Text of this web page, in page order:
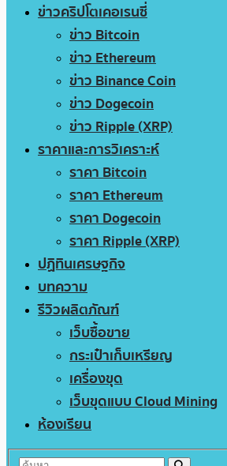
ข่าวคริปโตเคอเรนซี่
ข่าว Bitcoin
ข่าว Ethereum
ข่าว Binance Coin
ข่าว Dogecoin
ข่าว Ripple (XRP)
ราคาและการวิเคราะห์
ราคา Bitcoin
ราคา Ethereum
ราคา Dogecoin
ราคา Ripple (XRP)
ปฏิทินเศรษฐกิจ
บทความ
รีวิวผลิตภัณฑ์
เว็บซื้อขาย
กระเป๋าเก็บเหรียญ
เครื่องขุด
เว็บขุดแบบ Cloud Mining
ห้องเรียน